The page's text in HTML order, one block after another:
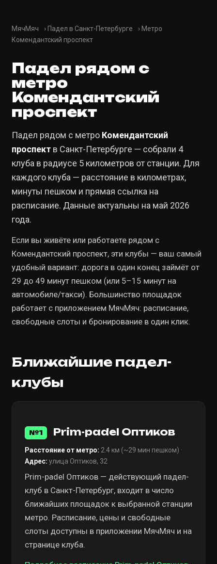
МячМяч › Падел в Санкт-Петербурге › Метро
Комендантский проспект
Падел рядом с
метро
Комендантский
проспект
Падел рядом с метро Комендантский
проспект в Санкт-Петербурге — собрали 4
клуба в радиусе 5 километров от станции. Для
каждого клуба — расстояние в километрах,
минуты пешком и прямая ссылка на
расписание. Данные актуальны на май 2026
года.
Если вы живёте или работаете рядом с
Комендантский проспект, эти клубы — ваш самый
удобный вариант: дорога в один конец займёт от
29 до 49 минут пешком (или 5–15 минут на
автомобиле/такси). Большинство площадок
работает с приложением МячМяч: расписание,
свободные слоты и бронирование в один клик.
Ближайшие падел-
клубы
№1 Prim-padel Оптиков
Расстояние от метро: 2.4 км (~29 мин пешком) ·
Адрес: улица Оптиков, 32
Prim-padel Оптиков — действующий падел-
клуб в Санкт-Петербург, входит в число
ближайших площадок к выбранной станции
метро. Расписание, цены и свободные
слоты доступны в приложении МячМяч и на
странице клуба.